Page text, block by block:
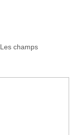
Les champs